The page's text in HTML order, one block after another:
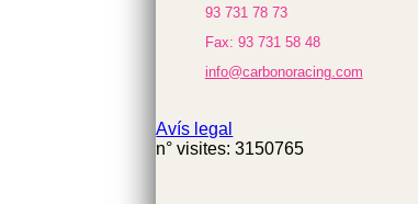
93 731 78 73
Fax: 93 731 58 48
info@carbonoracing.com
Avís legal
n° visites: 3150765